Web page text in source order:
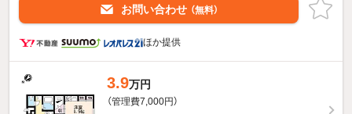
お問い合わせ （無料）
ほか提供
3.9万円
（管理費7,000円）